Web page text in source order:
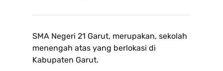
SMA Negeri 21 Garut, merupakan, sekolah
menengah atas yang berlokasi di
Kabupaten Garut.